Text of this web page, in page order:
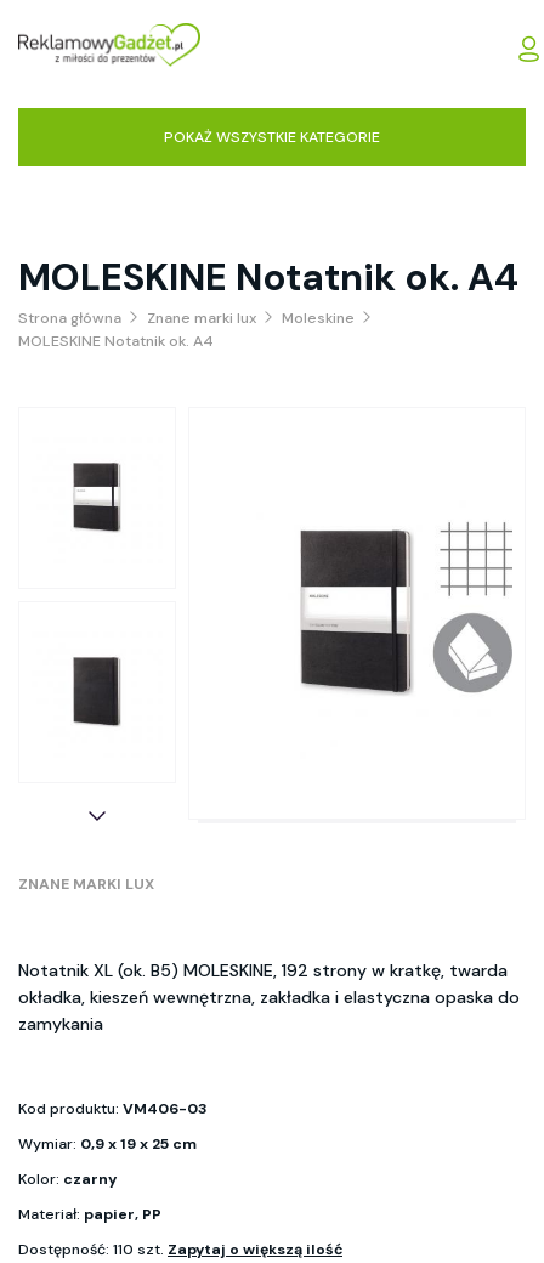
POKAŻ WSZYSTKIE KATEGORIE
MOLESKINE Notatnik ok. A4
Strona główna Znane marki lux
Moleskine
MOLESKINE Notatnik ok. A4
ZNANE MARKI LUX
Notatnik XL (ok. B5) MOLESKINE, 192 strony w kratkę, twarda
okładka, kieszeń wewnętrzna, zakładka i elastyczna opaska do
zamykania
Kod produktu: VM406-03
Wymiar: 0,9 x 19 x 25 cm
Kolor: czarny
Materiał: papier, PP
Dostępność: 110 szt. Zapytaj o większą ilość